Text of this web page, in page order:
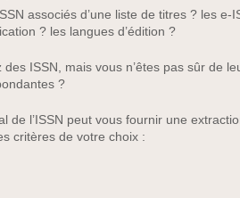
associés d’une liste de titres ? les
? les langues d’édition ?
ISSN, mais vous n’êtes pas sûr de
?
de l’ISSN peut vous fournir une
critères de votre choix :